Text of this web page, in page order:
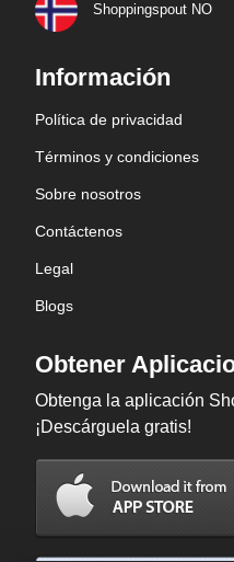
Shoppingspout NO
Información
Política de privacidad
Términos y condiciones
Sobre nosotros
Contáctenos
Legal
Blogs
Obtener
Obtenga la aplicación
¡Descárguela gratis!